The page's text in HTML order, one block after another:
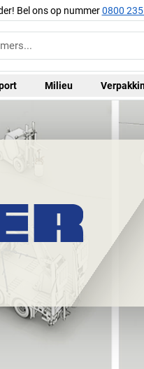
Bel ons op nummer0800
Milieu